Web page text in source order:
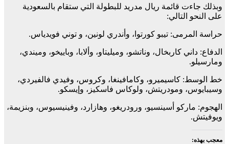
وبذلك جاءت قائمة ريال مدريد للبطولة التي ستقام بالسعودية
على النحو التالي:
حراسة المرمى: تيبو كورتوا، وأندري لونين، و توني فويدياس.
الدفاع: داني كاربخال، وناتشو، وميليتاو، وألابا، وباييخو، وميندي،
ومارسيلو.
خط الوسط: كاسيميرو، وكامافينغا، وكروس، وفيدي فالفيردي،
وسيبايوس، ومودريتش، ولوكاس فاسكيز، وإيسكو.
الهجوم: ماركو أسينسيو، ورودريغو، وهازارد، وفينيسيوس، وبنزيمة،
ويوفيتش.
معجب بهذه: